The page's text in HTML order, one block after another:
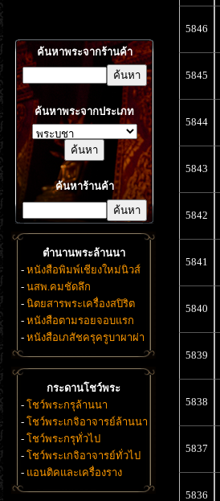
ค้นหาพระจากร้านค้า
ค้นหาพระจากประเภท
ค้นหาร้านค้า
ตำนานพระล้านนา
- หนังสือพิมพ์เชียงใหม่นิวส์
- นสพ.คมชัดลึก
- นิตยสารพระเครื่องสปิริต
- หนังสือตามรอยจอบแรก
- หนังสือเภสัชครุครูบาผาผ่า
กระดานโชว์พระ
- โชว์พระกรุล้านนา
- โชว์พระเกจิอาจารย์ล้านนา
- โชว์พระกรุทั่วไป
- โชว์พระเกจิอาจารย์ทั่วไป
- แอนติคและเครื่องราง
5846
5845
5844
5843
5842
5841
5840
5839
5838
5837
5836